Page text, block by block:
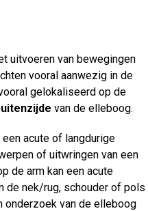
uitvoeren van bewegingen
vooral aanwezig in de
gelokaliseerd op de
van de elleboog.
acute of langdurige
of uitwringen van een
de arm kan een acute
de nek/rug, schouder of pols
onderzoek van de elleboog